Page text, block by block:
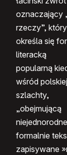
oznaczający
rzeczy”,
określa się
literacką
popularną
wśród polskiej
szlachty,
„obejmującą
niejednorodne
formalnie
zapisywane